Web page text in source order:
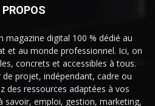
magazine digital 100 % dédié au
et au monde professionnel. Ici, on
concrets et accessibles à tous.
projet, indépendant, cadre ou
des ressources adaptées à vos
savoir, emploi, gestion, marketing,